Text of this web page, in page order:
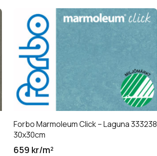
Forbo Marmoleum Click – Laguna 333238
30x30cm
659 kr/m²